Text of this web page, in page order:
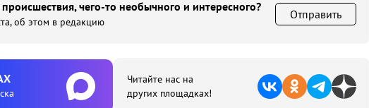
чего-то необычного и интересного?
об этом в редакцию
Отправить
Читайте нас на
других площадках!